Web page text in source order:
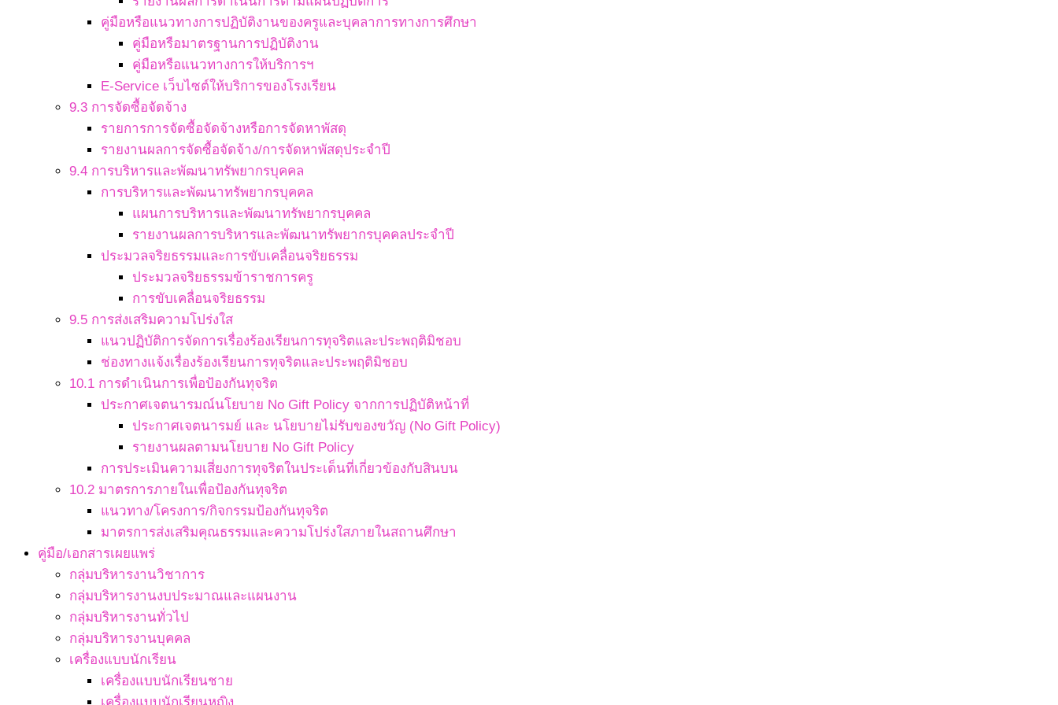
คู่มือหรือแนวทางการปฏิบัติงานของครูและบุคลาการทางการศึกษา
คู่มือหรือมาตรฐานการปฏิบัติงาน
คู่มือหรือแนวทางการให้บริการฯ
E-Service เว็บไซต์ให้บริการของโรงเรียน
9.3 การจัดซื้อจัดจ้าง
รายการการจัดซื้อจัดจ้างหรือการจัดหาพัสดุ
รายงานผลการจัดซื้อจัดจ้าง/การจัดหาพัสดุประจำปี
9.4 การบริหารและพัฒนาทรัพยากรบุคคล
การบริหารและพัฒนาทรัพยากรบุคคล
แผนการบริหารและพัฒนาทรัพยากรบุคคล
รายงานผลการบริหารและพัฒนาทรัพยากรบุคคลประจำปี
ประมวลจริยธรรมและการขับเคลื่อนจริยธรรม
ประมวลจริยธรรมข้าราชการครู
การขับเคลื่อนจริยธรรม
9.5 การส่งเสริมความโปร่งใส
แนวปฏิบัติการจัดการเรื่องร้องเรียนการทุจริตและประพฤติมิชอบ
ช่องทางแจ้งเรื่องร้องเรียนการทุจริตและประพฤติมิชอบ
10.1 การดำเนินการเพื่อป้องกันทุจริต
ประกาศเจตนารมณ์นโยบาย No Gift Policy จากการปฏิบัติหน้าที่
ประกาศเจตนารมย์ และ นโยบายไม่รับของขวัญ (No Gift Policy)
รายงานผลตามนโยบาย No Gift Policy
การประเมินความเสี่ยงการทุจริตในประเด็นที่เกี่ยวข้องกับสินบน
10.2 มาตรการภายในเพื่อป้องกันทุจริต
แนวทาง/โครงการ/กิจกรรมป้องกันทุจริต
มาตรการส่งเสริมคุณธรรมและความโปร่งใสภายในสถานศึกษา
คู่มือ/เอกสารเผยแพร่
กลุ่มบริหารงานวิชาการ
กลุ่มบริหารงานงบประมาณและแผนงาน
กลุ่มบริหารงานทั่วไป
กลุ่มบริหารงานบุคคล
เครื่องแบบนักเรียน
เครื่องแบบนักเรียนชาย